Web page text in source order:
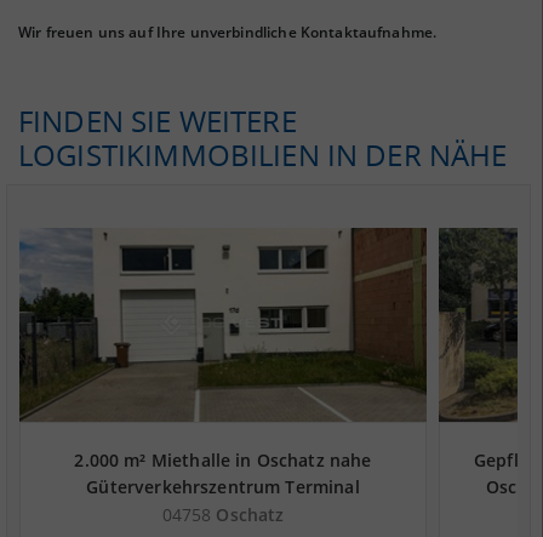
Wir freuen uns auf Ihre unverbindliche Kontaktaufnahme.
FINDEN SIE WEITERE
LOGISTIKIMMOBILIEN IN DER NÄHE
2.000 m² Miethalle in Oschatz nahe
Güterverkehrszentrum Terminal
Schwarzheide - Landkreis Nordsachsen
04758 Oschatz